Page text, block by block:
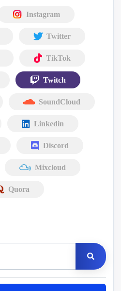
Instagram
Twitter
TikTok
Twitch
SoundCloud
Linkedin
Discord
Mixcloud
Quora